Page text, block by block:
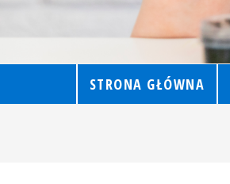
STRONA GŁÓWNA